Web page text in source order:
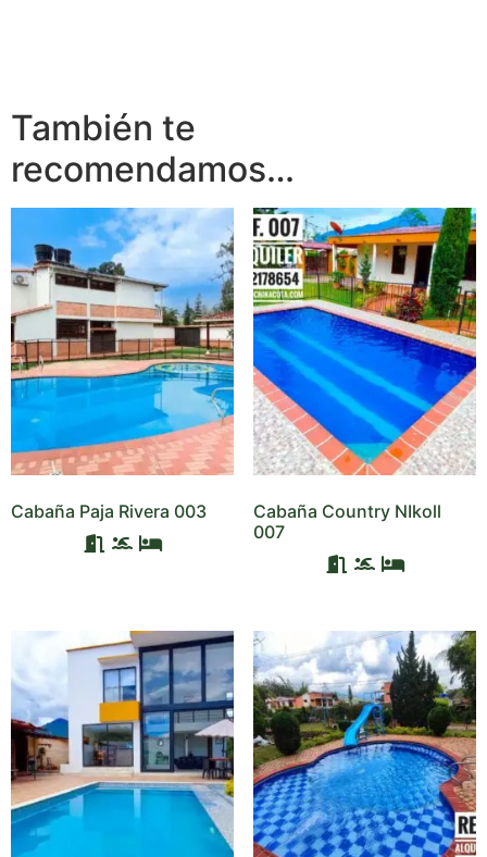
También te
recomendamos…
Cabaña Paja Rivera 003
Cabaña Country NIkoll
007